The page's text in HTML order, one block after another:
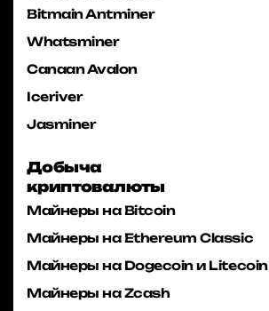
Bitmain Antminer
Whatsminer
Canaan Avalon
Iceriver
Jasminer
Добыча
криптовалюты
Майнеры на Bitcoin
Майнеры на Ethereum Classic
Майнеры на Dogecoin и Litecoin
Майнеры на Zcash